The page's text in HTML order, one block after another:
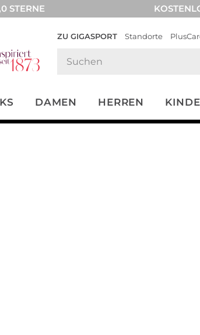
STERNE
ZU GIGASPORT Standorte
DAMEN HERREN